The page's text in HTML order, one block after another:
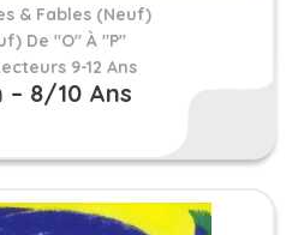
& Fables (Neuf)
De "O" À "P"
9-12 Ans
8/10 Ans